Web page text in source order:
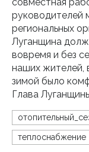
руководителей
региональных
Луганщина
вовремя и без
наших жителей,
зимой было
Глава
теплоснабжение